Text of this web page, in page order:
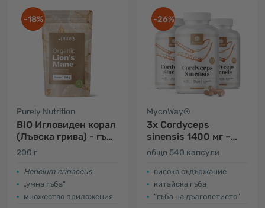
-18%
Purely Nutrition
BIO Игловиден корал
(Лъвска грива) - гъба
на прах
200 г
Hericium erinaceus
„умна гъба“
множество приложения
-26%
MycoWay®
3x Cordyceps
sinensis 1400 мг –
екстракт 10:1
общо 540 капсули
високо съдържание
китайска гъба
“гъба на дълголетието”